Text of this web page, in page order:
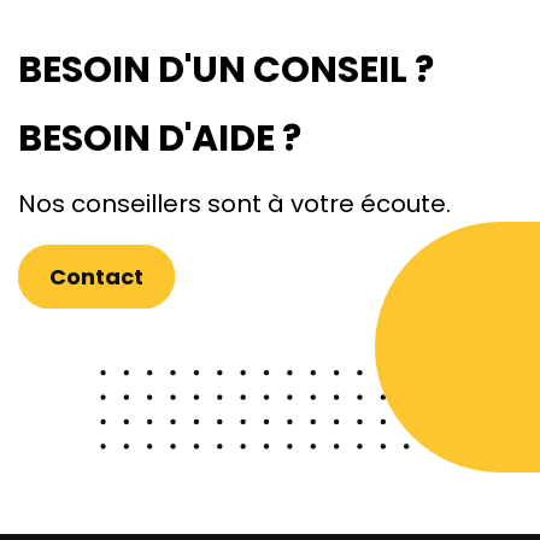
BESOIN D'UN CONSEIL ?
BESOIN D'AIDE ?
Nos conseillers sont à votre écoute.
Contact